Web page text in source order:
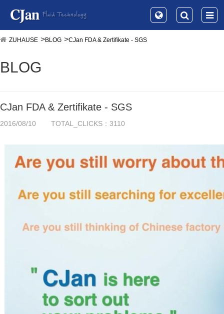
ZUHAUSE BLOG CJan FDA & Zertifikate - SGS
BLOG
CJan FDA & Zertifikate - SGS
2016/08/10 TOTAL_CLICKS：3110